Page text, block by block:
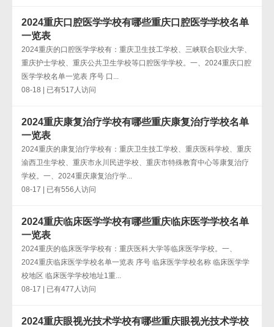
2024重庆口腔医学学校有哪些重庆口腔医学学校名单
一览表
2024重庆的口腔医学学校有：重庆卫生技工学校、三峡联合职业大学、
重庆护士学校、重庆公共卫生学校等口腔医学学校。一、2024重庆口腔
医学学校名单一览表 序号 口...
08-18 | 已有517人访问
2024重庆康复治疗学校有哪些重庆康复治疗学校名单
一览表
2024重庆的康复治疗学校有：重庆卫生技工学校、重庆医科学校、重庆
渝西卫生学校、重庆市永川民进学校、重庆市特殊教育中心等康复治疗
学校。一、2024重庆康复治疗学...
08-17 | 已有556人访问
2024重庆临床医学学校有哪些重庆临床医学学校名单
一览表
2024重庆的临床医学学校有：重庆医科大学等临床医学学校。一、
2024重庆临床医学学校名单一览表 序号 临床医学学校名称 临床医学学
校地区 临床医学学校地址1重...
08-17 | 已有477人访问
2024重庆眼视光技术学校有哪些重庆眼视光技术学校